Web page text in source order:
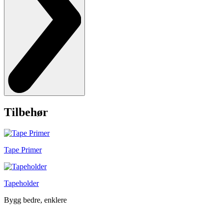
Tilbehør
Tape Primer
Tapeholder
Bygg bedre, enklere